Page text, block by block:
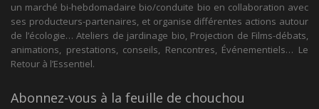
un marché bi-hebdomadaire bio/conduite bio en collaboration avec
ses producteurs-partenaires, et organise différentes actions autour
de l’écologie… Ateliers de jardinage bio, Projection de Films-débats,
animations, prestations, conseils, Rencontres, Événementiels… Le
Retour à l’Essentiel.
Abonnez-vous à la feuille de chouchou